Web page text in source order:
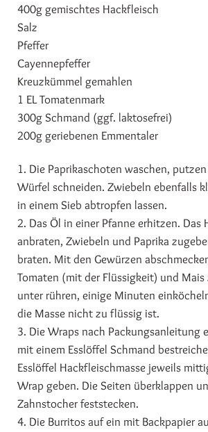
400g gemischtes Hackfleisch
Salz
Pfeffer
Cayennepfeffer
Kreuzkümmel gemahlen
1 EL Tomatenmark
300g Schmand (ggf. laktosefrei)
200g geriebenen Emmentaler
1. Die Paprikaschoten waschen,
Würfel schneiden. Zwiebeln ebenfalls
in einem Sieb abtropfen lassen.
2. Das Öl in einer Pfanne erhitzen. Das
anbraten, Zwiebeln und Paprika
braten. Mit den Gewürzen
Tomaten (mit der Flüssigkeit) und Mais
unter rühren, einige Minuten
die Masse nicht zu flüssig ist.
3. Die Wraps nach Packungsanleitung
mit einem Esslöffel Schmand
Esslöffel Hackfleischmasse jeweils
Wrap geben. Die Seiten überklappen
Zahnstocher feststecken.
4. Die Burritos auf ein mit Backpapier